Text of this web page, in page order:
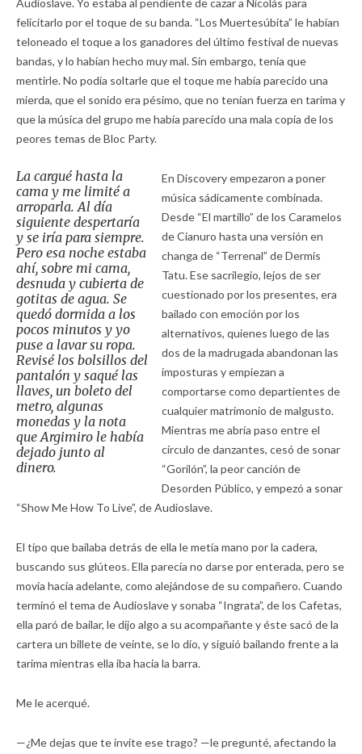
Audioslave. Yo estaba al pendiente de cazar a Nicolás para
felicitarlo por el toque de su banda. “Los Muertesúbita” le habían
teloneado el toque a los ganadores del último festival de nuevas
bandas, y lo habían hecho muy mal. Sin embargo, tenía que
mentirle. No podía soltarle que el toque me había parecido una
mierda, que el sonido era pésimo, que no tenían fuerza en tarima y
que la música del grupo me había parecido una mala copia de los
peores temas de Bloc Party.
La cargué hasta la
cama y me limité a
arroparla. Al día
siguiente despertaría
y se iría para siempre.
Pero esa noche estaba
ahí, sobre mi cama,
desnuda y cubierta de
gotitas de agua. Se
quedó dormida a los
pocos minutos y yo
puse a lavar su ropa.
Revisé los bolsillos del
pantalón y saqué las
llaves, un boleto del
metro, algunas
monedas y la nota
que Argimiro le había
dejado junto al
dinero.
En Discovery empezaron a poner
música sádicamente combinada.
Desde “El martillo” de los Caramelos
de Cianuro hasta una versión en
changa de “Terrenal” de Dermis
Tatu. Ese sacrilegio, lejos de ser
cuestionado por los presentes, era
bailado con emoción por los
alternativos, quienes luego de las
dos de la madrugada abandonan las
imposturas y empiezan a
comportarse como departientes de
cualquier matrimonio de malgusto.
Mientras me abría paso entre el
círculo de danzantes, cesó de sonar
“Gorilón”, la peor canción de
Desorden Público, y empezó a sonar
“Show Me How To Live”, de Audioslave.
El tipo que bailaba detrás de ella le metía mano por la cadera,
buscando sus glúteos. Ella parecía no darse por enterada, pero se
movía hacia adelante, como alejándose de su compañero. Cuando
terminó el tema de Audioslave y sonaba “Ingrata”, de los Cafetas,
ella paró de bailar, le dijo algo a su acompañante y éste sacó de la
cartera un billete de veinte, se lo dio, y siguió bailando frente a la
tarima mientras ella iba hacia la barra.
Me le acerqué.
—¿Me dejas que te invite ese trago? —le pregunté, afectando la